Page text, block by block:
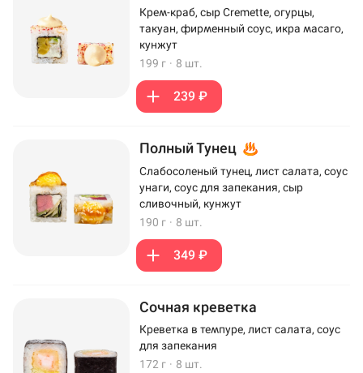
Крем-краб, сыр Cremette, огурцы,
такуан, фирменный соус, икра масаго,
кунжут
199 г · 8 шт.
239 ₽
Полный Тунец
Слабосоленый тунец, лист салата, соус
унаги, соус для запекания, сыр
сливочный, кунжут
190 г · 8 шт.
349 ₽
Сочная креветка
Креветка в темпуре, лист салата, соус
для запекания
172 г · 8 шт.